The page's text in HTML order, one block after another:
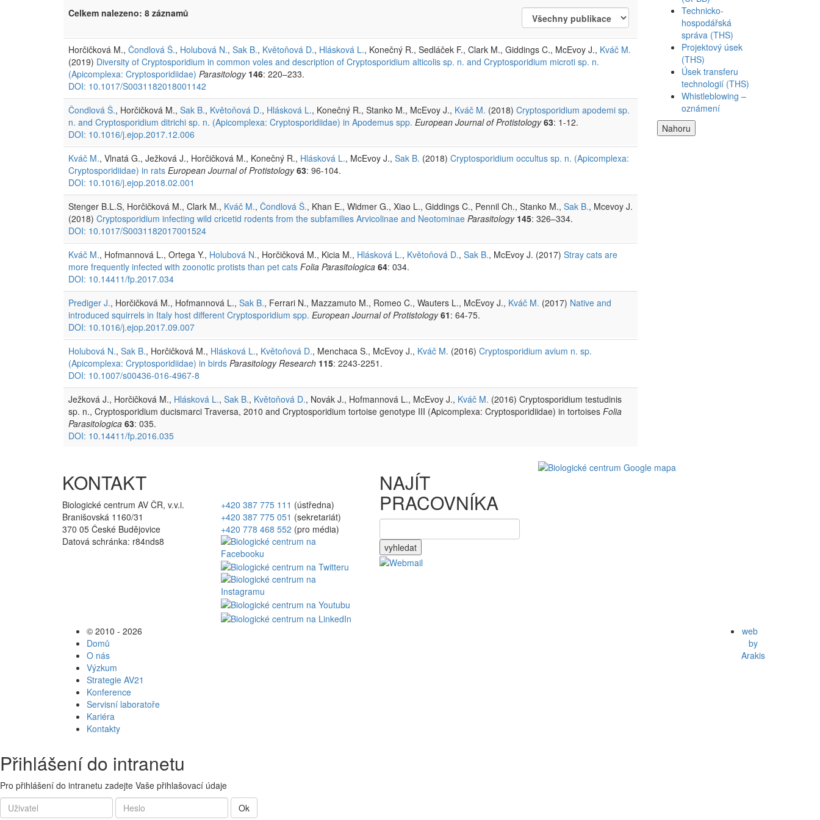
Celkem nalezeno: 8 záznamů
Horčičková M., Čondlová Š., Holubová N., Sak B., Květoňová D., Hlásková L., Konečný R., Sedláček F., Clark M., Giddings C., McEvoy J., Kváč M.
(2019) Diversity of Cryptosporidium in common voles and description of Cryptosporidium alticolis sp. n. and Cryptosporidium microti sp. n.
(Apicomplexa: Cryptosporidiidae) Parasitology 146: 220–233.
DOI: 10.1017/S0031182018001142
Čondlová Š., Horčičková M., Sak B., Květoňová D., Hlásková L., Konečný R., Stanko M., McEvoy J., Kváč M. (2018) Cryptosporidium apodemi sp.
n. and Cryptosporidium ditrichi sp. n. (Apicomplexa: Cryptosporidiidae) in Apodemus spp. European Journal of Protistology 63: 1-12.
DOI: 10.1016/j.ejop.2017.12.006
Kváč M., Vlnatá G., Ježková J., Horčičková M., Konečný R., Hlásková L., McEvoy J., Sak B. (2018) Cryptosporidium occultus sp. n. (Apicomplexa:
Cryptosporidiidae) in rats European Journal of Protistology 63: 96-104.
DOI: 10.1016/j.ejop.2018.02.001
Stenger B.L.S, Horčičková M., Clark M., Kváč M., Čondlová Š., Khan E., Widmer G., Xiao L., Giddings C., Pennil Ch., Stanko M., Sak B., Mcevoy J.
(2018) Cryptosporidium infecting wild cricetid rodents from the subfamilies Arvicolinae and Neotominae Parasitology 145: 326–334.
DOI: 10.1017/S0031182017001524
Kváč M., Hofmannová L., Ortega Y., Holubová N., Horčičková M., Kicia M., Hlásková L., Květoňová D., Sak B., McEvoy J. (2017) Stray cats are
more frequently infected with zoonotic protists than pet cats Folia Parasitologica 64: 034.
DOI: 10.14411/fp.2017.034
Prediger J., Horčičková M., Hofmannová L., Sak B., Ferrari N., Mazzamuto M., Romeo C., Wauters L., McEvoy J., Kváč M. (2017) Native and
introduced squirrels in Italy host different Cryptosporidium spp. European Journal of Protistology 61: 64-75.
DOI: 10.1016/j.ejop.2017.09.007
Holubová N., Sak B., Horčičková M., Hlásková L., Květoňová D., Menchaca S., McEvoy J., Kváč M. (2016) Cryptosporidium avium n. sp.
(Apicomplexa: Cryptosporidiidae) in birds Parasitology Research 115: 2243-2251.
DOI: 10.1007/s00436-016-4967-8
Ježková J., Horčičková M., Hlásková L., Sak B., Květoňová D., Novák J., Hofmannová L., McEvoy J., Kváč M. (2016) Cryptosporidium testudinis
sp. n., Cryptosporidium ducismarci Traversa, 2010 and Cryptosporidium tortoise genotype III (Apicomplexa: Cryptosporidiidae) in tortoises Folia
Parasitologica 63: 035.
DOI: 10.14411/fp.2016.035
Technicko-
hospodářská
správa (THS)
Projektový úsek
(THS)
Úsek transferu
technologií (THS)
Whistleblowing –
oznámení
Nahoru
KONTAKT
Biologické centrum AV ČR, v.v.i.
Branišovská 1160/31
370 05 České Budějovice
Datová schránka: r84nds8
+420 387 775 111 (ústředna)
+420 387 775 051 (sekretariát)
+420 778 468 552 (pro média)
NAJÍT
PRACOVNÍKA
vyhledat
© 2010 - 2026
Domů
O nás
Výzkum
Strategie AV21
Konference
Servisní laboratoře
Kariéra
Kontakty
web
by
Arakis
Přihlášení do intranetu
Pro přihlášení do intranetu zadejte Vaše přihlašovací údaje
Ok